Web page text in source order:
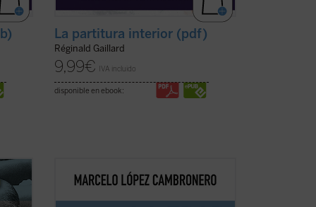
La partitura interior (pdf)
Réginald Gaillard
9,99€ IVA incluido
disponible en ebook:
Este libro intenta mostrar que la
este cambio tecnológico acelerado sino